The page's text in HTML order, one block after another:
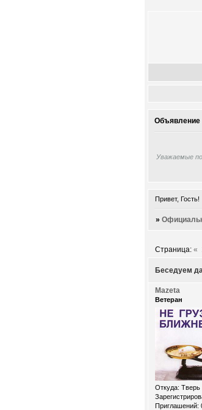
Объявление
Уважаемые
Привет, Гость!
»
Беседуем
Страница:«
Mazeta
Ветеран
Откуда: Тверь
Приглашений: